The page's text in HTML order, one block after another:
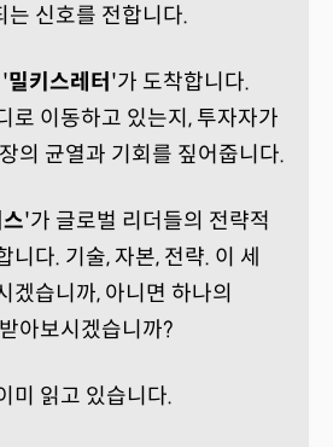
는 신호를 전합니다.
'밀키스레터 '가 도착합니다.
로 이동하고 있는지, 투자자가
의 균열과 기회를 짚어줍니다.
'가 글로벌 리더들의 전략적
니다. 기술, 자본, 전략. 이 세
겠습니까, 아니면 하나의
아보시겠습니까?
미 읽고 있습니다.